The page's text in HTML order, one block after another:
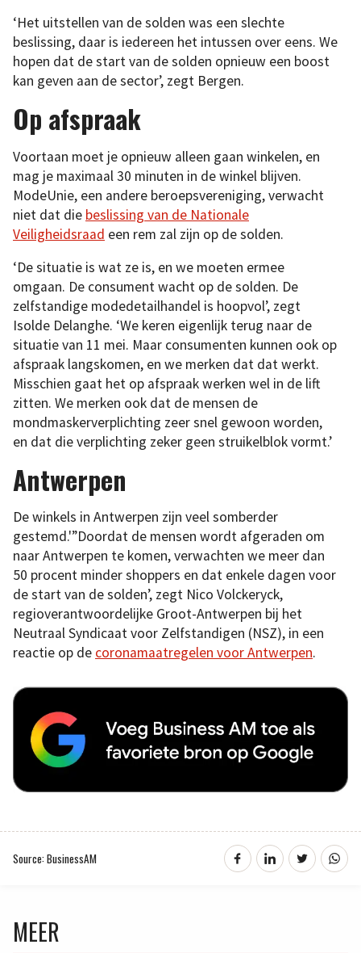
‘Het uitstellen van de solden was een slechte
beslissing, daar is iedereen het intussen over eens. We
hopen dat de start van de solden opnieuw een boost
kan geven aan de sector’, zegt Bergen.
Op afspraak
Voortaan moet je opnieuw alleen gaan winkelen, en
mag je maximaal 30 minuten in de winkel blijven.
ModeUnie, een andere beroepsvereniging, verwacht
niet dat die beslissing van de Nationale
Veiligheidsraad een rem zal zijn op de solden.
‘De situatie is wat ze is, en we moeten ermee
omgaan. De consument wacht op de solden. De
zelfstandige modedetailhandel is hoopvol’, zegt
Isolde Delanghe. ‘We keren eigenlijk terug naar de
situatie van 11 mei. Maar consumenten kunnen ook op
afspraak langskomen, en we merken dat dat werkt.
Misschien gaat het op afspraak werken wel in de lift
zitten. We merken ook dat de mensen de
mondmaskerverplichting zeer snel gewoon worden,
en dat die verplichting zeker geen struikelblok vormt.’
Antwerpen
De winkels in Antwerpen zijn veel somberder
gestemd.'”Doordat de mensen wordt afgeraden om
naar Antwerpen te komen, verwachten we meer dan
50 procent minder shoppers en dat enkele dagen voor
de start van de solden’, zegt Nico Volckeryck,
regioverantwoordelijke Groot-Antwerpen bij het
Neutraal Syndicaat voor Zelfstandigen (NSZ), in een
reactie op de coronamaatregelen voor Antwerpen.
Source: BusinessAM
MEER